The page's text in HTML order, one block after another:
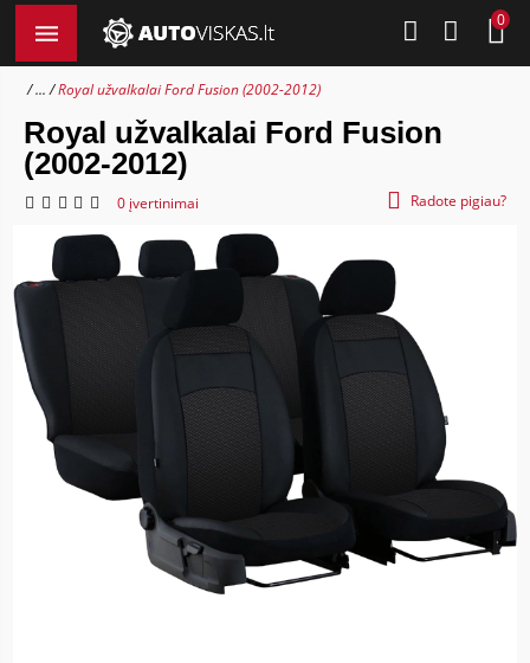
0
... Royal užvalkalai Ford Fusion (2002-2012)
Royal užvalkalai Ford Fusion
(2002-2012)
0 įvertinimai Radote pigiau?